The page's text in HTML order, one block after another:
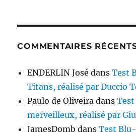
COMMENTAIRES
ENDERLIN José dansTest
Titans, réalisé par Duccio
Paulo de Oliveira dans
merveilleux, réalisé par
JamesDomb dansTest